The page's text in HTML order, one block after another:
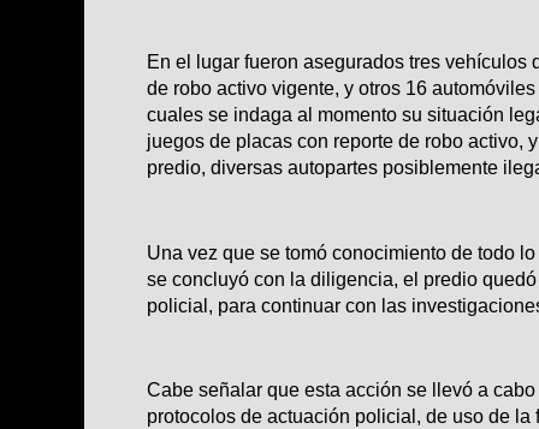
En el lugar fueron asegurados tres vehículos
de robo activo vigente, y otros 16
cuales se indaga al momento su situación
juegos de placas con reporte de robo activo,
predio, diversas autopartes posiblemente
Una vez que se tomó conocimiento de todo
se concluyó con la diligencia, el predio
policial, para continuar con las
Cabe señalar que esta acción se llevó a
protocolos de actuación policial, de uso de la